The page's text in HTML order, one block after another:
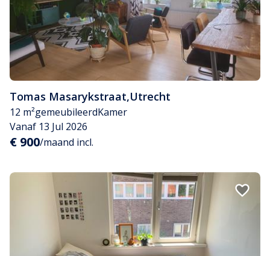
Tomas Masarykstraat,Utrecht
12 m²gemeubileerdKamer
Vanaf 13 Jul 2026
€ 900/maand incl.